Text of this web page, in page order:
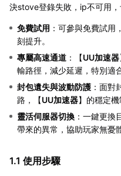
決stove登錄失敗，ip不可用
免費試用 ：可參與免費試用
刻提升。
專屬高速通道 ：【UU加速器
輸路徑，減少延遲，特別適
封包遺失與波動防護 ：面對
路，【UU加速器】的穩定
靈活伺服器切換 ：一鍵更換
帶來的異常，協助玩家無憂
1.1 使用步驟